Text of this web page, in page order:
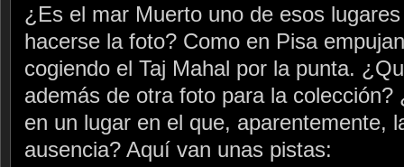
¿Es el mar Muerto uno de esos
hacerse la foto? Como en Pisa
cogiendo el Taj Mahal por la punta.
además de otra foto para la
en un lugar en el que, aparentemente,
ausencia? Aquí van unas pistas: